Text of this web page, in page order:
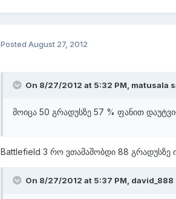
Posted August 27, 2012
On 8/27/2012 at 5:32 PM, matusala
მოიცა 50 გრადუსზე 57 % ფანით
Battlefield 3 რო ვთამაშობდი 88 გრადუსზე
On 8/27/2012 at 5:37 PM, david_888